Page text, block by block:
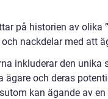
på historien av olika
nackdelar med att
inkluderar den unika
ägare och deras
kan ägande av